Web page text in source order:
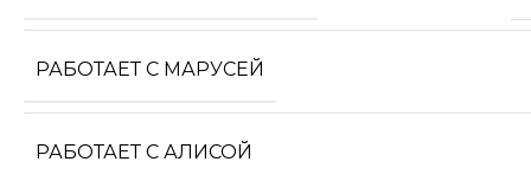
РАБОТАЕТ С МАРУСЕЙ
РАБОТАЕТ С АЛИСОЙ